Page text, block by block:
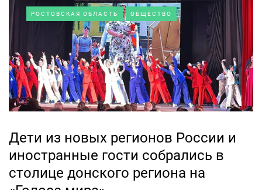
РОСТОВСКАЯ ОБЛАСТЬ ОБЩЕСТВО
Дети из новых регионов России и
иностранные гости собрались в
столице донского региона на